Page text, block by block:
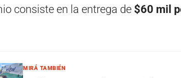
consiste en la entrega de $60 mil
MIRÁ TAMBIÉN